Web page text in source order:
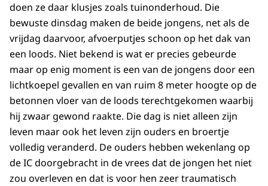
doen ze daar klusjes zoals tuinonderhoud. Die
bewuste dinsdag maken de beide jongens, net als de
vrijdag daarvoor, afvoerputjes schoon op het dak van
een loods. Niet bekend is wat er precies gebeurde
maar op enig moment is een van de jongens door een
lichtkoepel gevallen en van ruim 8 meter hoogte op de
betonnen vloer van de loods terechtgekomen waarbij
hij zwaar gewond raakte. Die dag is niet alleen zijn
leven maar ook het leven zijn ouders en broertje
volledig veranderd. De ouders hebben wekenlang op
de IC doorgebracht in de vrees dat de jongen het niet
zou overleven en dat is voor hen zeer traumatisch